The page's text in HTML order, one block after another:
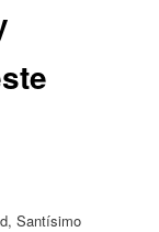
Santísimo